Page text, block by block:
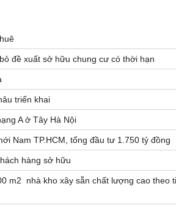
đề xuất sở hữu chung cư có thời hạn
triển khai
A ở Tây Hà Nội
Nam TP.HCM, tổng đầu tư 1.750 tỷ đồng
hàng sở hữu
m2 nhà kho xây sẵn chất lượng cao theo